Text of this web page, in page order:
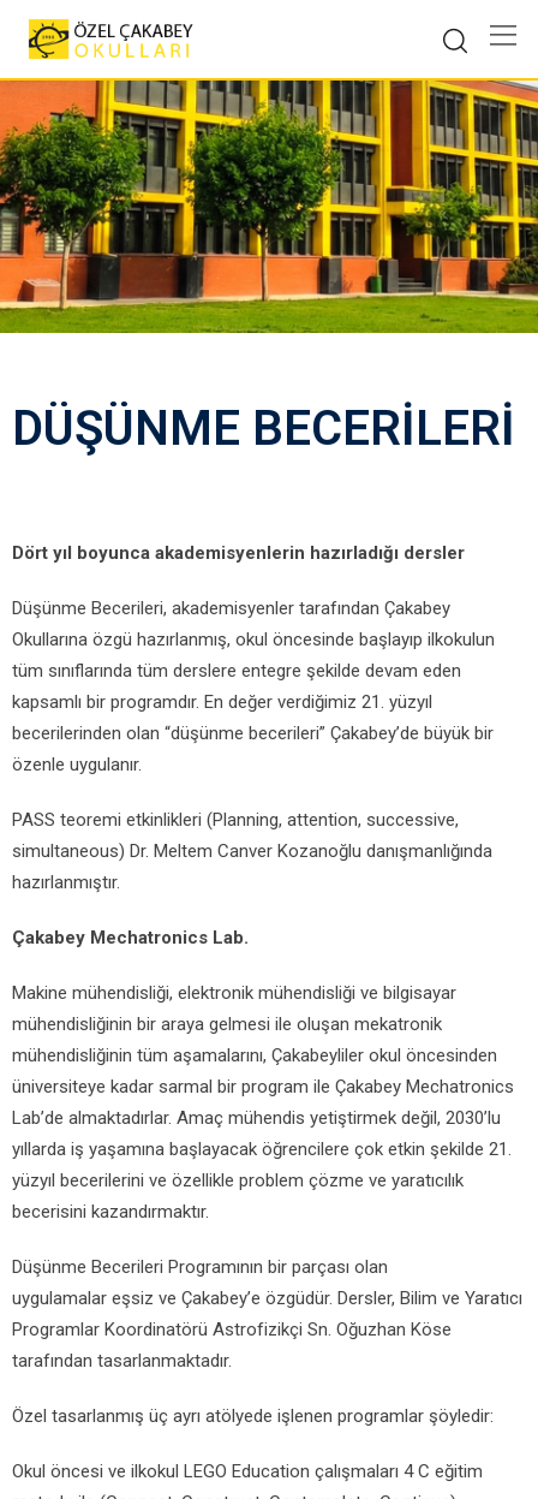
DÜŞÜNME BECERİLERİ
Dört yıl boyunca akademisyenlerin hazırladığı dersler
Düşünme Becerileri, akademisyenler tarafından Çakabey
Okullarına özgü hazırlanmış, okul öncesinde başlayıp ilkokulun
tüm sınıflarında tüm derslere entegre şekilde devam eden
kapsamlı bir programdır. En değer verdiğimiz 21. yüzyıl
becerilerinden olan “düşünme becerileri” Çakabey’de büyük bir
özenle uygulanır.
PASS teoremi etkinlikleri (Planning, attention, successive,
simultaneous) Dr. Meltem Canver Kozanoğlu danışmanlığında
hazırlanmıştır.
Çakabey Mechatronics Lab.
Makine mühendisliği, elektronik mühendisliği ve bilgisayar
mühendisliğinin bir araya gelmesi ile oluşan mekatronik
mühendisliğinin tüm aşamalarını, Çakabeyliler okul öncesinden
üniversiteye kadar sarmal bir program ile Çakabey Mechatronics
Lab’de almaktadırlar. Amaç mühendis yetiştirmek değil, 2030’lu
yıllarda iş yaşamına başlayacak öğrencilere çok etkin şekilde 21.
yüzyıl becerilerini ve özellikle problem çözme ve yaratıcılık
becerisini kazandırmaktır.
Düşünme Becerileri Programının bir parçası olan
uygulamalar eşsiz ve Çakabey’e özgüdür. Dersler, Bilim ve Yaratıcı
Programlar Koordinatörü Astrofizikçi Sn. Oğuzhan Köse
tarafından tasarlanmaktadır.
Özel tasarlanmış üç ayrı atölyede işlenen programlar şöyledir:
Okul öncesi ve ilkokul LEGO Education çalışmaları 4 C eğitim